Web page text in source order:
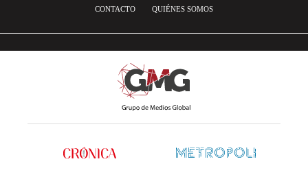
CONTACTO
QUIÉNES SOMOS